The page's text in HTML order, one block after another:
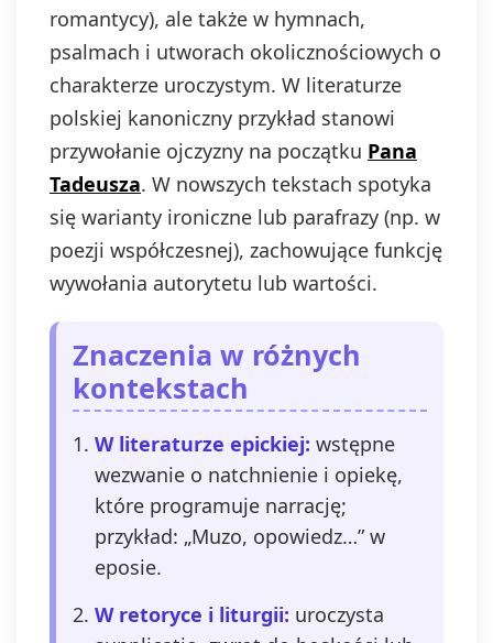
romantycy), ale także w hymnach,
psalmach i utworach okolicznościowych o
charakterze uroczystym. W literaturze
polskiej kanoniczny przykład stanowi
przywołanie ojczyzny na początku Pana
Tadeusza. W nowszych tekstach spotyka
się warianty ironiczne lub parafrazy (np. w
poezji współczesnej), zachowujące funkcję
wywołania autorytetu lub wartości.
Znaczenia w różnych
kontekstach
W literaturze epickiej: wstępne
wezwanie o natchnienie i opiekę,
które programuje narrację;
przykład: „Muzo, opowiedz…” w
eposie.
W retoryce i liturgii: uroczysta